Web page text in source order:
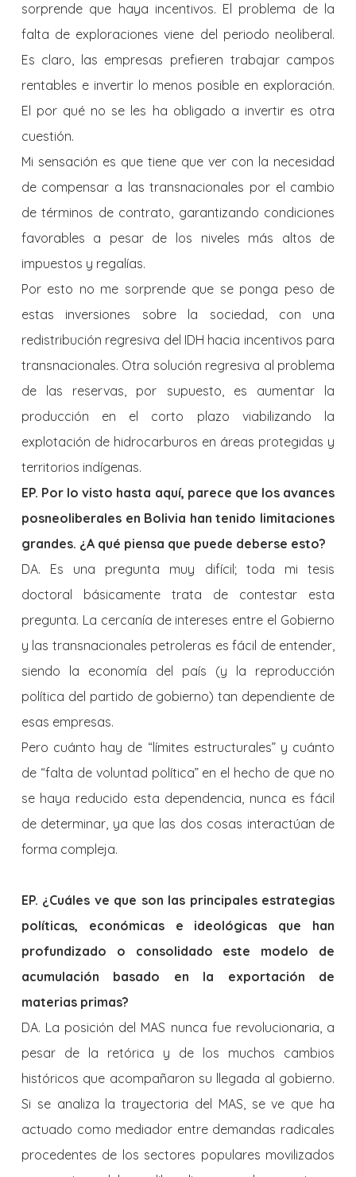
sorprende que haya incentivos. El problema de la
falta de exploraciones viene del periodo neoliberal.
Es claro, las empresas prefieren trabajar campos
rentables e invertir lo menos posible en exploración.
El por qué no se les ha obligado a invertir es otra
cuestión.
Mi sensación es que tiene que ver con la necesidad
de compensar a las transnacionales por el cambio
de términos de contrato, garantizando condiciones
favorables a pesar de los niveles más altos de
impuestos y regalías.
Por esto no me sorprende que se ponga peso de
estas inversiones sobre la sociedad, con una
redistribución regresiva del IDH hacia incentivos para
transnacionales. Otra solución regresiva al problema
de las reservas, por supuesto, es aumentar la
producción en el corto plazo viabilizando la
explotación de hidrocarburos en áreas protegidas y
territorios indígenas.
EP. Por lo visto hasta aquí, parece que los avances
posneoliberales en Bolivia han tenido limitaciones
grandes. ¿A qué piensa que puede deberse esto?
DA. Es una pregunta muy difícil; toda mi tesis
doctoral básicamente trata de contestar esta
pregunta. La cercanía de intereses entre el Gobierno
y las transnacionales petroleras es fácil de entender,
siendo la economía del país (y la reproducción
política del partido de gobierno) tan dependiente de
esas empresas.
Pero cuánto hay de “límites estructurales” y cuánto
de “falta de voluntad política” en el hecho de que no
se haya reducido esta dependencia, nunca es fácil
de determinar, ya que las dos cosas interactúan de
forma compleja.
EP. ¿Cuáles ve que son las principales estrategias
políticas, económicas e ideológicas que han
profundizado o consolidado este modelo de
acumulación basado en la exportación de
materias primas?
DA. La posición del MAS nunca fue revolucionaria, a
pesar de la retórica y de los muchos cambios
históricos que acompañaron su llegada al gobierno.
Si se analiza la trayectoria del MAS, se ve que ha
actuado como mediador entre demandas radicales
procedentes de los sectores populares movilizados